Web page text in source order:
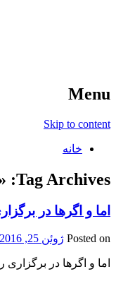
Menu
Skip to content
خانه
Tag Archives:
اما و اگرها در
Posted on ژوئن 25, 2016
اما و اگرها در برگزاری